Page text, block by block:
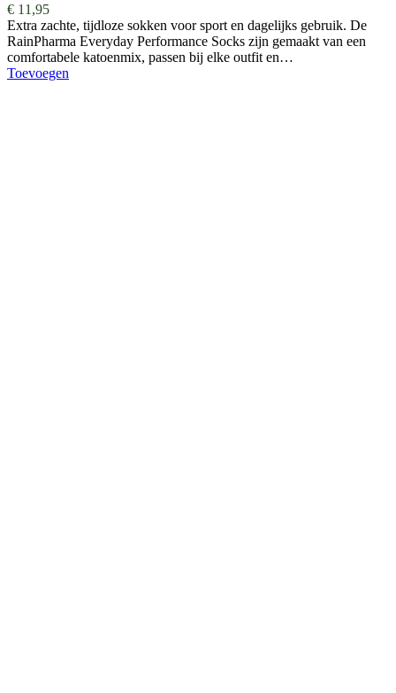
€ 11,95
Extra zachte, tijdloze sokken voor sport en dagelijks gebruik. De
RainPharma Everyday Performance Socks zijn gemaakt van een
comfortabele katoenmix, passen bij elke outfit en…
Toevoegen